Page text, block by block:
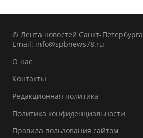
© Лента новостей Санкт-Петербурга
Email: info@spbnews78.ru
О нас
Контакты
Редакционная политика
Политика конфиденциальности
Правила пользования сайтом